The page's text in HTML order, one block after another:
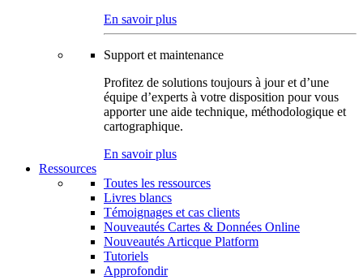
En savoir plus
Support et maintenance
Profitez de solutions toujours à jour et d’une
équipe d’experts à votre disposition pour vous
apporter une aide technique, méthodologique et
cartographique.
En savoir plus
Ressources
Toutes les ressources
Livres blancs
Témoignages et cas clients
Nouveautés Cartes & Données Online
Nouveautés Articque Platform
Tutoriels
Approfondir